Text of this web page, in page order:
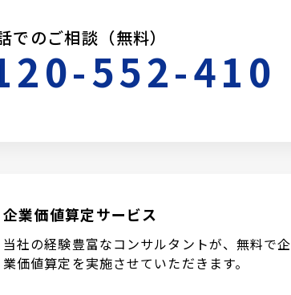
でのご相談（無料）
552-410
企業価値算定サービス
当社の経験豊富なコンサルタントが、無料で企
業価値算定を実施させていただきます。